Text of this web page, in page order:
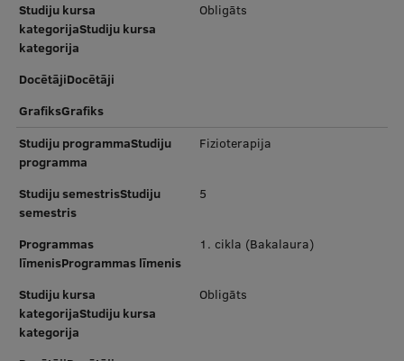
Studiju kursa
kategorijaStudiju kursa
kategorija
Obligāts
DocētājiDocētāji
GrafiksGrafiks
Studiju programmaStudiju
programma
Fizioterapija
Studiju semestrisStudiju
semestris
5
Programmas
līmenisProgrammas līmenis
1. cikla (Bakalaura)
Studiju kursa
kategorijaStudiju kursa
kategorija
Obligāts